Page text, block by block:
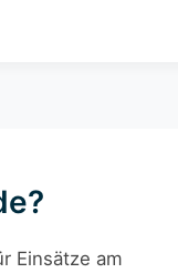
Einsätze am